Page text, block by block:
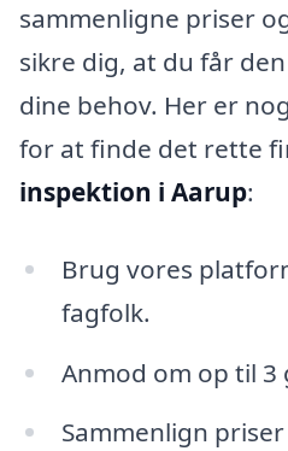
sammenligne priser
sikre dig, at du får
dine behov. Her er
for at finde det rette
inspektion i Aarup:
Brug vores
fagfolk.
Anmod om op til 3
Sammenlign